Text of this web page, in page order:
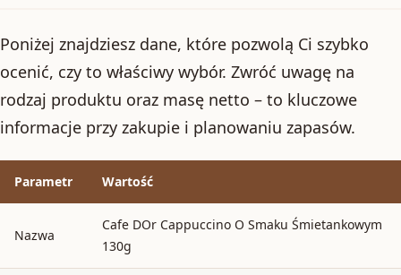
Poniżej znajdziesz dane, które pozwolą Ci szybko
ocenić, czy to właściwy wybór. Zwróć uwagę na
rodzaj produktu oraz masę netto – to kluczowe
informacje przy zakupie i planowaniu zapasów.
Parametr Wartość
Nazwa
Cafe DOr Cappuccino O Smaku Śmietankowym
130g